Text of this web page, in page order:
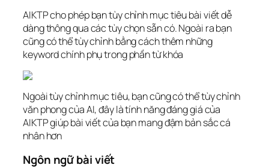
AIKTP cho phép bạn tùy chỉnh mục tiêu bài viết dễ
dàng thông qua các tùy chọn sẵn có. Ngoài ra bạn
cũng có thể tùy chỉnh bằng cách thêm những
keyword chính phụ trong phần từ khóa
Ngoài tùy chỉnh mục tiêu, bạn cũng có thể tùy chỉnh
văn phong của AI, đây là tính năng đáng giá của
AIKTP giúp bài viết của bạn mang đậm bản sắc cá
nhân hơn
Ngôn ngữ bài viết